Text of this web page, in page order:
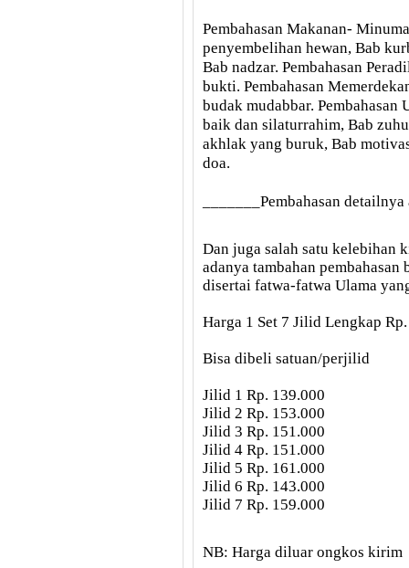
Pembahasan Makanan-
penyembelihan hewan, Bab
Bab nadzar. Pembahasan
bukti. Pembahasan
budak mudabbar. Pembahasan
baik dan silaturrahim, Bab
akhlak yang buruk, Bab
doa.
_______Pembahasan
Dan juga salah satu kelebihan
adanya tambahan
disertai fatwa-fatwa Ulama
Harga 1 Set 7 Jilid Lengkap
Bisa dibeli satuan/perjilid
Jilid 1 Rp. 139.000
Jilid 2 Rp. 153.000
Jilid 3 Rp. 151.000
Jilid 4 Rp. 151.000
Jilid 5 Rp. 161.000
Jilid 6 Rp. 143.000
Jilid 7 Rp. 159.000
NB: Harga diluar ongkos kirim